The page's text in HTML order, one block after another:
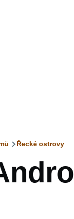
Řecké ostrovy